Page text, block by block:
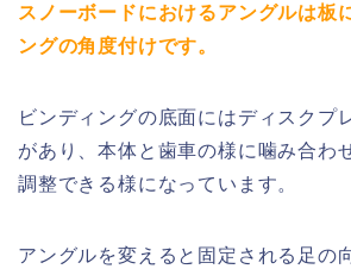
スノーボードにおけるアングルは板
ングの角度付けです。
ビンディングの底面にはディスクプ
があり、本体と歯車の様に噛み合わ
調整できる様になっています。
アングルを変えると固定される足の